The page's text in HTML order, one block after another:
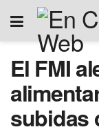
El FMI
subidas